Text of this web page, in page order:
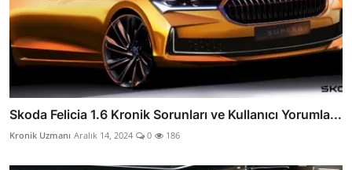
Skoda Felicia 1.6 Kronik Sorunları ve Kullanıcı Yorumla...
Kronik Uzmanı Aralık 14, 2024 0 186